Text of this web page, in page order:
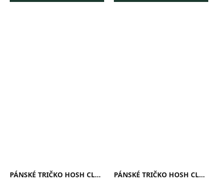
PÁNSKÉ TRIČKO HOSH CLASSIC NAVY PÁNSKÉ TRIČKO HOSH CLASSIC ČERNÉ